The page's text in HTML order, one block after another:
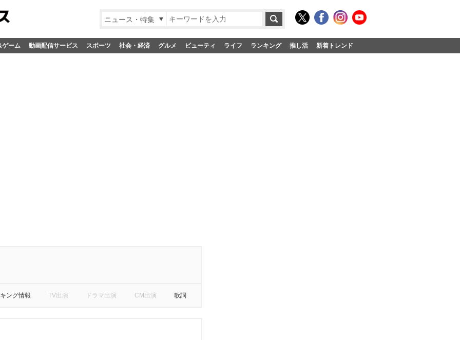
ニュース・特集
ゲーム 動画配信サービス スポーツ 社会・経済 グルメ ビューティ ライフ ランキング 推し活 新着トレンド
ング情報 TV出演 ドラマ出演 CM出演 歌詞